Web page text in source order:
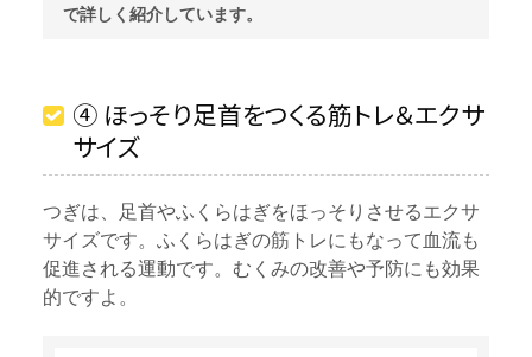
で詳しく紹介しています。
④ ほっそり足首をつくる筋トレ＆エクサ
サイズ
つぎは、足首やふくらはぎをほっそりさせるエクサ
サイズです。ふくらはぎの筋トレにもなって血流も
促進される運動です。むくみの改善や予防にも効果
的ですよ。